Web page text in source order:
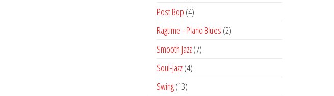
productos
Post Bop 44
productos
Ragtime - Piano Blues 22
Smooth Jazz 77
Soul-Jazz 44
Swing 1313